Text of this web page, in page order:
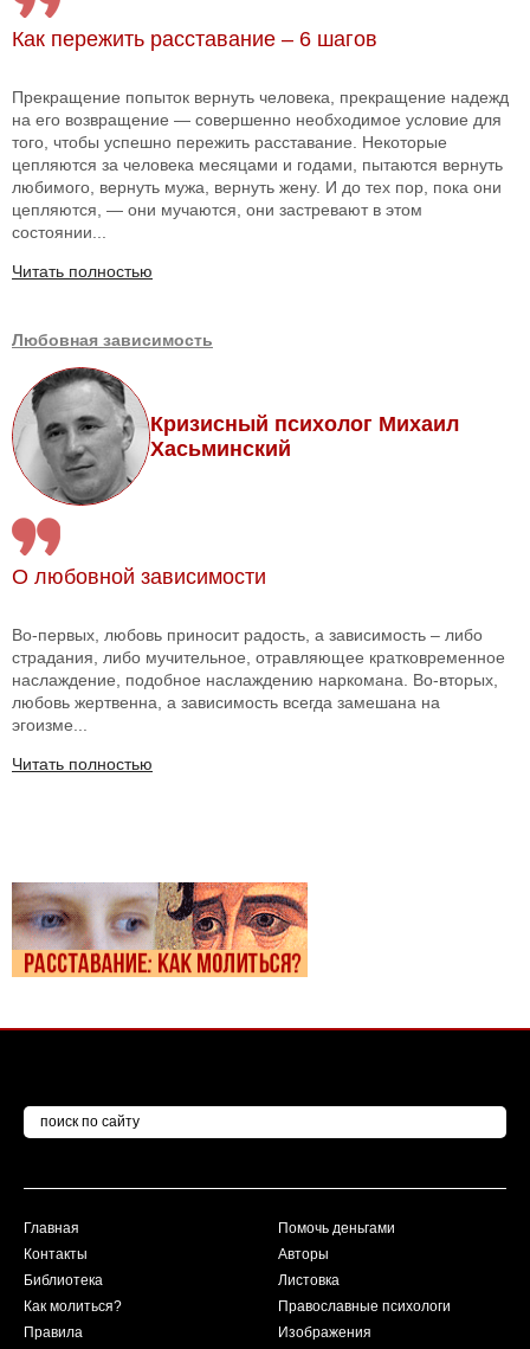
Как пережить расставание – 6 шагов
Прекращение попыток вернуть человека, прекращение надежд
на его возвращение — совершенно необходимое условие для
того, чтобы успешно пережить расставание. Некоторые
цепляются за человека месяцами и годами, пытаются вернуть
любимого, вернуть мужа, вернуть жену. И до тех пор, пока они
цепляются, — они мучаются, они застревают в этом
состоянии...
Читать полностью
Любовная зависимость
Кризисный психолог Михаил
Хасьминский
О любовной зависимости
Во-первых, любовь приносит радость, а зависимость – либо
страдания, либо мучительное, отравляющее кратковременное
наслаждение, подобное наслаждению наркомана. Во-вторых,
любовь жертвенна, а зависимость всегда замешана на
эгоизме...
Читать полностью
Главная
Контакты
Библиотека
Как молиться?
Правила
Помочь деньгами
Авторы
Листовка
Православные психологи
Изображения